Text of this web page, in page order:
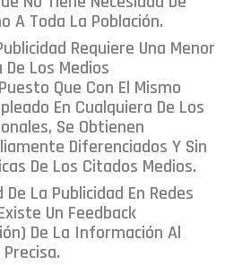
A Toda La Población.
Requiere Una Menor
Los Medios
Que Con El Mismo
En Cualquiera De Los
Se Obtienen
Diferenciados Y Sin
De Los Citados Medios.
La Publicidad En Redes
Un Feedback
De La Información Al